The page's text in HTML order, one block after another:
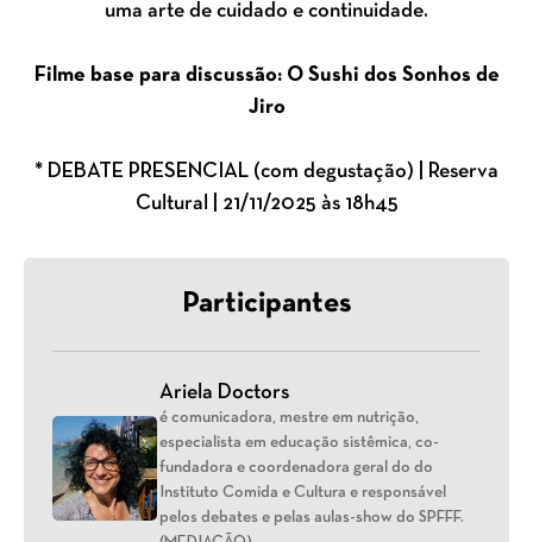
uma arte de cuidado e continuidade.
Filme base para discussão: O Sushi dos Sonhos de
Jiro
* DEBATE PRESENCIAL (com degustação) | Reserva
Cultural | 21/11/2025 às 18h45
Participantes
Ariela Doctors
é comunicadora, mestre em nutrição,
especialista em educação sistêmica, co-
fundadora e coordenadora geral do do
Instituto Comida e Cultura e responsável
pelos debates e pelas aulas-show do SPFFF.